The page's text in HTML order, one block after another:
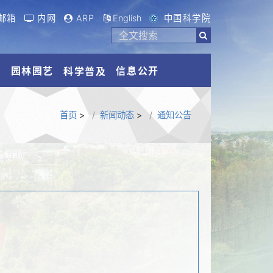
箱 内网 ARP English 中国科学院
园林园艺 科学普及 信息公开
首页> 新闻动态> 通知公告